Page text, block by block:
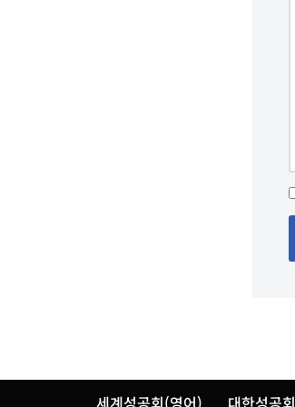
세계성공회(영어) 대한성공회